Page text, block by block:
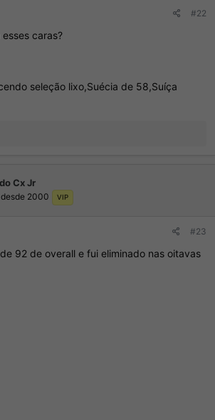
#22
caras?
seleção lixo,Suécia de 58,Suíça
Cx Jr
2000 VIP
#23
92 de overall e fui eliminado nas oitavas